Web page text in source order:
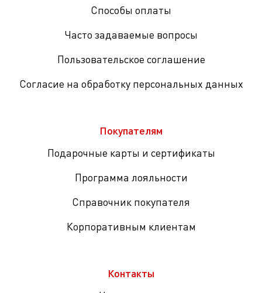
Способы оплаты
Часто задаваемые вопросы
Пользовательское соглашение
Согласие на обработку персональных данных
Покупателям
Подарочные карты и сертификаты
Программа лояльности
Справочник покупателя
Корпоративным клиентам
Контакты